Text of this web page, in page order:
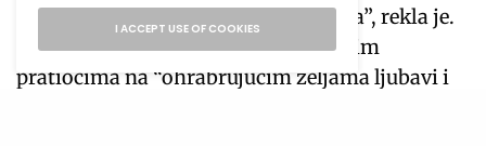
Dion se “nada da je na putu oporavka”, rekla je.
“Ovo je moj fokus.” Zahvalila je svojim
pratiocima na “ohrabrujućim željama ljubavi i
I ACCEPT USE OF COOKIES